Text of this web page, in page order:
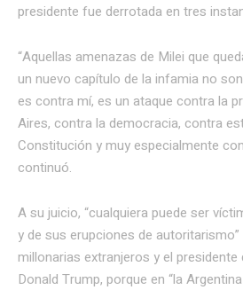
presidente fue derrotada en tres
“Aquellas amenazas de Milei que
un nuevo capítulo de la infamia no
es contra mí, es un ataque contra la
Aires, contra la democracia, contra
Constitución y muy especialmente
continuó.
A su juicio, “cualquiera puede ser
y de sus erupciones de
millonarias extranjeros y el presidente
Donald Trump, porque en “la